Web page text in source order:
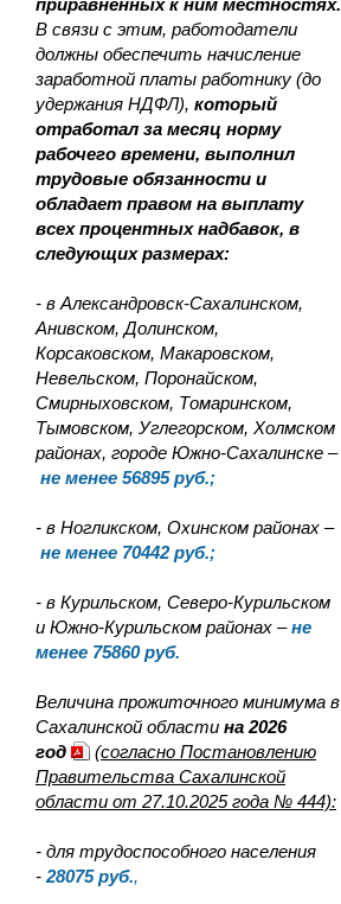
приравненных к ним местностях.
В связи с этим, работодатели
должны обеспечить начисление
заработной платы работнику (до
удержания НДФЛ), который
отработал за месяц норму
рабочего времени, выполнил
трудовые обязанности и
обладает правом на выплату
всех процентных надбавок, в
следующих размерах:
- в Александровск-Сахалинском,
Анивском, Долинском,
Корсаковском, Макаровском,
Невельском, Поронайском,
Смирныховском, Томаринском,
Тымовском, Углегорском, Холмском
районах, городе Южно-Сахалинске –
не менее 56895 руб.;
- в Ногликском, Охинском районах –
не менее 70442 руб.;
- в Курильском, Северо-Курильском
и Южно-Курильском районах – не
менее 75860 руб.
Величина прожиточного минимума в
Сахалинской области на 2026
год
(согласно Постановлению
Правительства Сахалинской
области от 27.10.2025 года № 444):
- для трудоспособного населения
- 28075руб.,